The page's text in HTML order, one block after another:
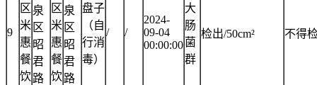
9
区
米
惠
餐
饮
泉
区
昭
君
路
区
米
惠
餐
饮
泉
区
昭
君
路
盘子
（自
行消
毒）
/ /
2024-
09-04
00:00:00
大
肠
菌
群
检出/50cm² 不得